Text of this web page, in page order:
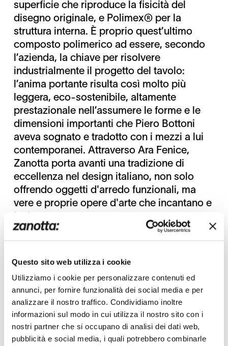
Questo sito web utilizza i cookie
Utilizziamo i cookie per personalizzare contenuti ed
annunci, per fornire funzionalità dei social media e per
analizzare il nostro traffico. Condividiamo inoltre
informazioni sul modo in cui utilizza il nostro sito con i
nostri partner che si occupano di analisi dei dati web,
pubblicità e social media, i quali potrebbero combinarle
superficie che riproduce la fisicità del
disegno originale, e Polimex® per la
struttura interna. È proprio quest’ultimo
composto polimerico ad essere, secondo
l’azienda, la chiave per risolvere
industrialmente il progetto del tavolo:
l’anima portante risulta così molto più
leggera, eco-sostenibile, altamente
prestazionale nell’assumere le forme e le
dimensioni importanti che Piero Bottoni
aveva sognato e tradotto con i mezzi a lui
contemporanei. Attraverso Ara Fenice,
Zanotta porta avanti una tradizione di
eccellenza nel design italiano, non solo
offrendo oggetti d'arredo funzionali, ma
vere e proprie opere d'arte che incantano e